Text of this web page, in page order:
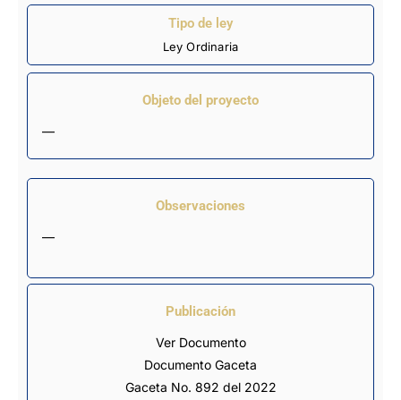
Tipo de ley
Ley Ordinaria
Objeto del proyecto
—
Observaciones
—
Publicación
Ver Documento
Documento Gaceta
Gaceta No. 892 del 2022